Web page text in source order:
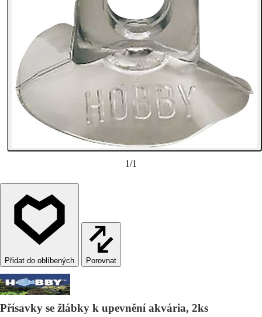
1/1
Porovnat
Přísavky se žlábky k upevnění akvária, 2ks